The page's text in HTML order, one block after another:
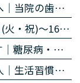
歯周病は「短期間で菌を減らす」治療へ｜当院の歯周病除菌プログラム
【夏期休暇のお知らせ】2026年8月11日(火・祝)〜16日(日)
歯周病は全身の病気とつながっています｜糖尿病・心臓・誤嚥性肺炎・認知症との関係｜名古屋・栄の高山歯科室
歯周病になりやすい人・悪化しやすい人｜生活習慣・持病・お薬のリスク因子｜名古屋・栄の高山歯科室